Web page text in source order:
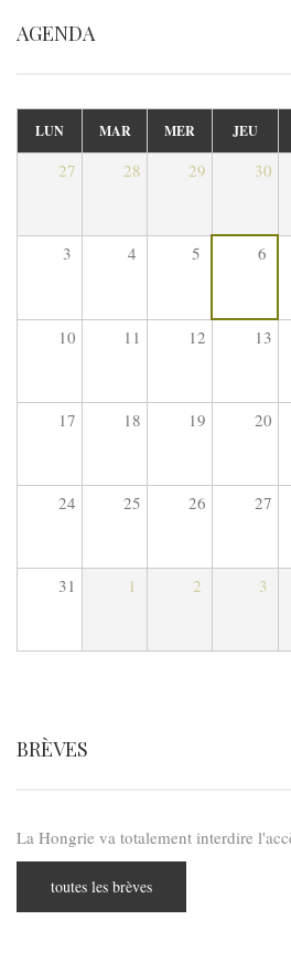
AGENDA
LUN MAR MER JEU
27 28 29 30
3 4 5 6
10 11 12 13
17 18 19 20
24 25 26 27
31 1 2 3
BRÈVES
La Hongrie va totalement interdire
toutes les brèves